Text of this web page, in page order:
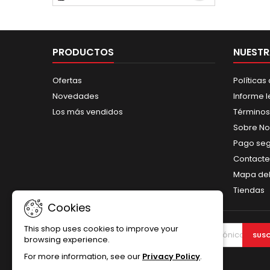
PRODUCTOS
Ofertas
Novedades
Los más vendidos
Políticas
Informe
Sobre
Pago
Mapa
Tiendas
Cookies
This shop uses cookies to improve your
browsing experience.
For more information, see our Privacy Policy.
BOLETÍN